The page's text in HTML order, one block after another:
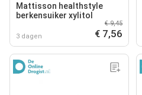
Mattisson healthstyle
berkensuiker xylitol
3 dagen
€ 9,45
€ 7,56